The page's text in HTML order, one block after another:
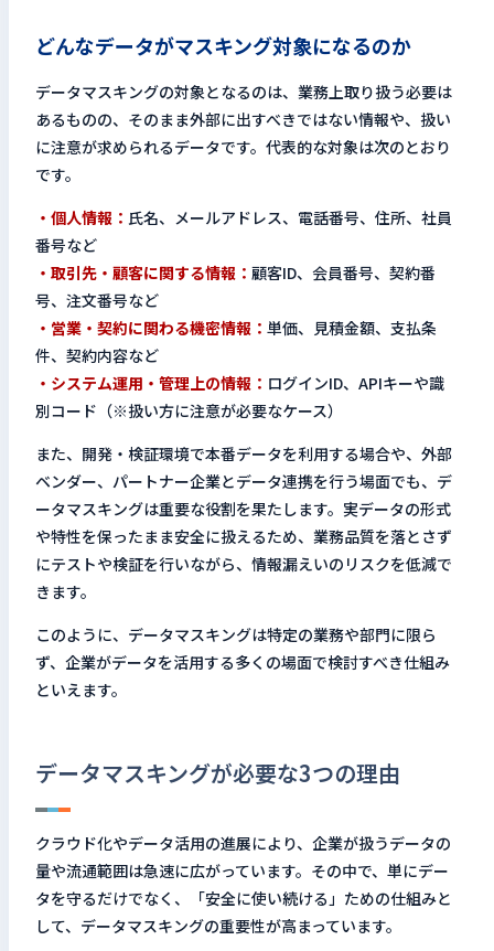
どんなデータがマスキング対象になるのか
データマスキングの対象となるのは、業務上取り扱う必要は
あるものの、そのまま外部に出すべきではない情報や、扱い
に注意が求められるデータです。代表的な対象は次のとおり
です。
・個人情報： 氏名、メールアドレス、電話番号、住所、社員
番号など
・取引先・顧客に関する情報： 顧客ID、会員番号、契約番
号、注文番号など
・営業・契約に関わる機密情報： 単価、見積金額、支払条
件、契約内容など
・システム運用・管理上の情報： ログインID、APIキーや識
別コード（※扱い方に注意が必要なケース）
また、開発・検証環境で本番データを利用する場合や、外部
ベンダー、パートナー企業とデータ連携を行う場面でも、デ
ータマスキングは重要な役割を果たします。実データの形式
や特性を保ったまま安全に扱えるため、業務品質を落とさず
にテストや検証を行いながら、情報漏えいのリスクを低減で
きます。
このように、データマスキングは特定の業務や部門に限ら
ず、企業がデータを活用する多くの場面で検討すべき仕組み
といえます。
データマスキングが必要な3つの理由
クラウド化やデータ活用の進展により、企業が扱うデータの
量や流通範囲は急速に広がっています。その中で、単にデー
タを守るだけでなく、「安全に使い続ける」ための仕組みと
して、データマスキングの重要性が高まっています。